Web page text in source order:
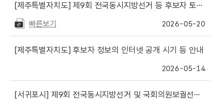
[제주특별자치도] 제9회 전국동시지방선거 등 후보자 토론회 중계방송 안내
빠른보기 2026-05-20
[제주특별자치도] 후보자 정보의 인터넷 공개 시기 등 안내
2026-05-14
[서귀포시] 제9회 전국동시지방선거 및 국회의원보궐선거 공정선거지원단 합격자 안내